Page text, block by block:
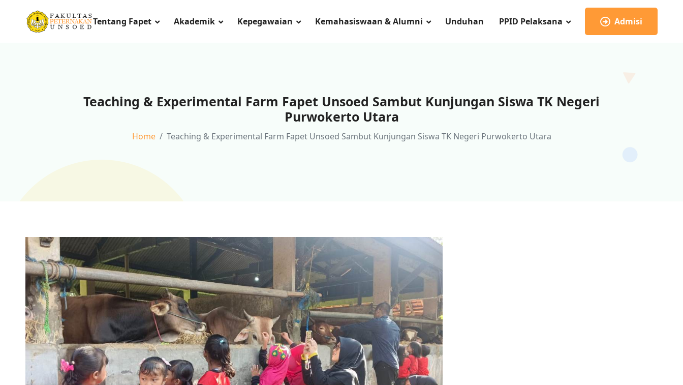
Tentang Fapet Akademik Kepegawaian Kemahasiswaan & Alumni Unduhan PPID Pelaksana Admisi
Teaching & Experimental Farm Fapet Unsoed Sambut Kunjungan Siswa TK Negeri
Purwokerto Utara
Home Teaching & Experimental Farm Fapet Unsoed Sambut Kunjungan Siswa TK Negeri Purwokerto Utara